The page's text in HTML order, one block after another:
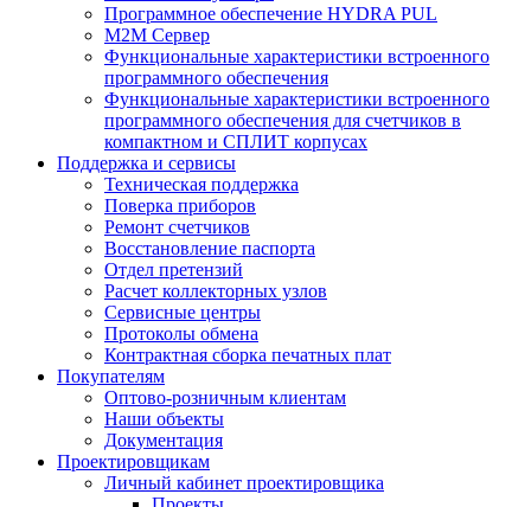
Программное обеспечение HYDRA PUL
M2M Сервер
Функциональные характеристики встроенного
программного обеспечения
Функциональные характеристики встроенного
программного обеспечения для счетчиков в
компактном и СПЛИТ корпусах
Поддержка и сервисы
Техническая поддержка
Поверка приборов
Ремонт счетчиков
Восстановление паспорта
Отдел претензий
Расчет коллекторных узлов
Сервисные центры
Протоколы обмена
Контрактная сборка печатных плат
Покупателям
Оптово-розничным клиентам
Наши объекты
Документация
Проектировщикам
Личный кабинет проектировщика